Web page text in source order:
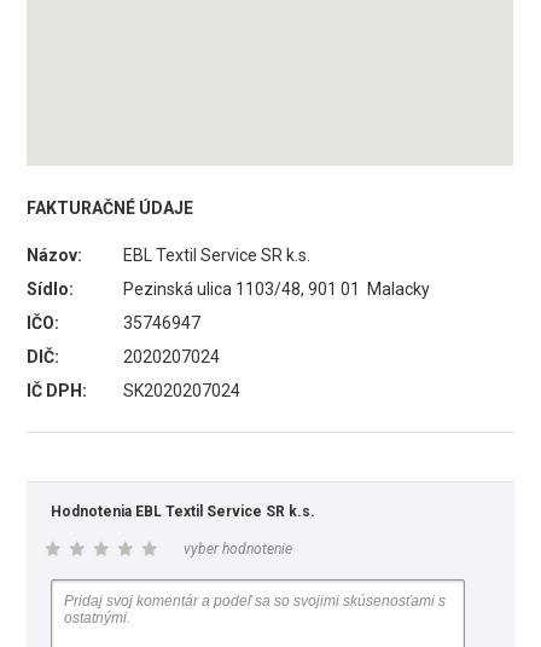
FAKTURAČNÉ ÚDAJE
Názov:
EBL Textil Service SR k.s.
Sídlo:
Pezinská ulica 1103/48, 901 01 Malacky
IČO:
35746947
DIČ:
2020207024
IČ DPH:
SK2020207024
Hodnotenia EBL Textil Service SR k.s.
vyber hodnotenie